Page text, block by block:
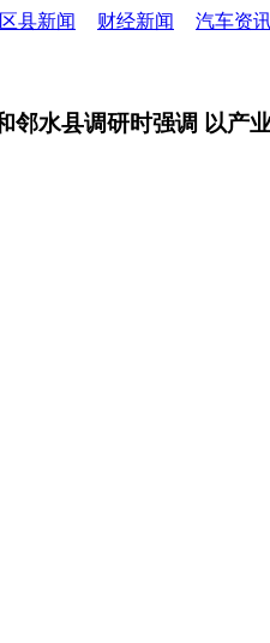
区县新闻 财经新闻
汽车资
邻水县调研时强调 以产